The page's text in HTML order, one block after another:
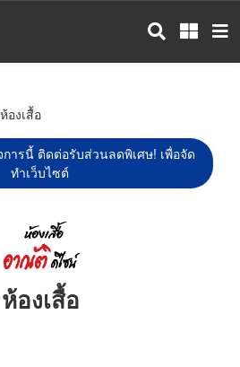
งเสื้อ
ารนี้ ติดต่อรับส่วนลดพิเศษ! เพื่อจัด
ทำเว็บไซต์
องเสื้อ